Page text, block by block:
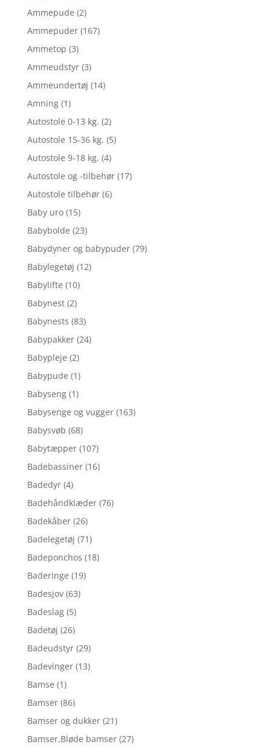
Ammepude (2)
Ammepuder (167)
Ammetop (3)
Ammeudstyr (3)
Ammeundertøj (14)
Amning (1)
Autostole 0-13 kg. (2)
Autostole 15-36 kg. (5)
Autostole 9-18 kg. (4)
Autostole og -tilbehør (17)
Autostole tilbehør (6)
Baby uro (15)
Babybolde (23)
Babydyner og babypuder (79)
Babylegetøj (12)
Babylifte (10)
Babynest (2)
Babynests (83)
Babypakker (24)
Babypleje (2)
Babypude (1)
Babyseng (1)
Babysenge og vugger (163)
Babysvøb (68)
Babytæpper (107)
Badebassiner (16)
Badedyr (4)
Badehåndklæder (76)
Badekåber (26)
Badelegetøj (71)
Badeponchos (18)
Baderinge (19)
Badesjov (63)
Badeslag (5)
Badetøj (26)
Badeudstyr (29)
Badevinger (13)
Bamse (1)
Bamser (86)
Bamser og dukker (21)
Bamser,Bløde bamser (27)